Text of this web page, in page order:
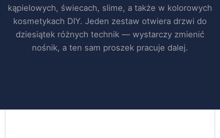
kąpielowych, świecach, slime, a także w kolorowych
kosmetykach DIY. Jeden zestaw otwiera drzwi do
dziesiątek różnych technik — wystarczy zmienić
nośnik, a ten sam proszek pracuje dalej.